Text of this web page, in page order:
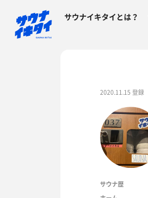
サウナイキタイとは？
2020.11.15 登録
サウナ歴